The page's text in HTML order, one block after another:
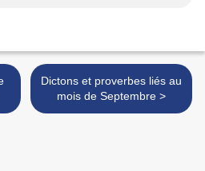
Dictons et proverbes liés au
mois de Septembre >